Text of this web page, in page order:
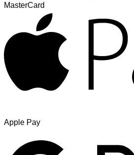
MasterCard
Apple Pay